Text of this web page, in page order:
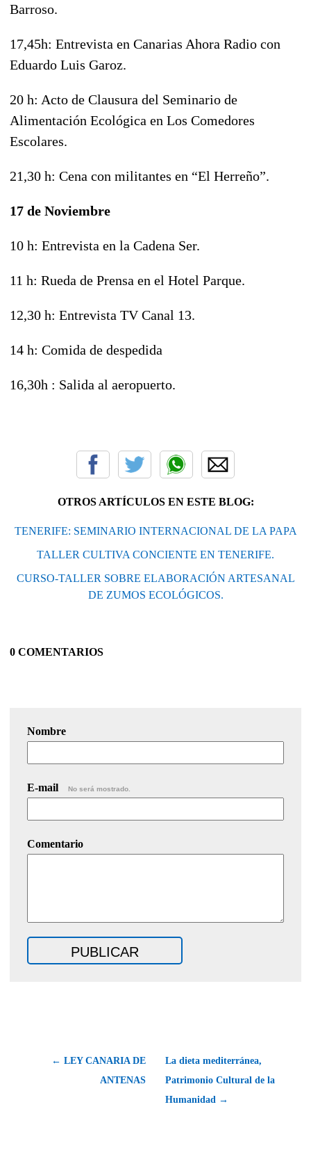
Barroso.
17,45h: Entrevista en Canarias Ahora Radio con
Eduardo Luis Garoz.
20 h: Acto de Clausura del Seminario de
Alimentación Ecológica en Los Comedores
Escolares.
21,30 h: Cena con militantes en “El Herreño”.
17 de Noviembre
10 h: Entrevista en la Cadena Ser.
11 h: Rueda de Prensa en el Hotel Parque.
12,30 h: Entrevista TV Canal 13.
14 h: Comida de despedida
16,30h : Salida al aeropuerto.
OTROS ARTÍCULOS EN ESTE BLOG:
TENERIFE: SEMINARIO INTERNACIONAL DE LA PAPA
TALLER CULTIVA CONCIENTE EN TENERIFE.
CURSO-TALLER SOBRE ELABORACIÓN ARTESANAL
DE ZUMOS ECOLÓGICOS.
0 COMENTARIOS
Nombre
E-mail No será mostrado.
Comentario
← LEY CANARIA DE
ANTENAS
La dieta mediterránea,
Patrimonio Cultural de la
Humanidad →